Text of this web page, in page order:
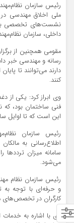
رئیس سازمان
ملی اخلاق مهندسی
نشست‌های تخصصی
داخلی، سازمان
مقومی همچنین از
رسانه و مهندسی خبر
دارند می‌توانند تا
کنند.
وی ابراز کرد: یکی از
فنی ساختمان بود،
این است که تا اوایل
رئیس سازمان
اطلاع‌رسانی به
سامانه میزان
می‌شود.
رئیس سازمان نظام
و حرفه‌ای با توجه به
کارگران در تخصص‌های
وی با اشاره به